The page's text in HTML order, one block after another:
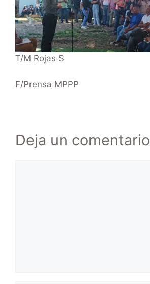
T/M Rojas S
F/Prensa MPPP
Deja un comentario